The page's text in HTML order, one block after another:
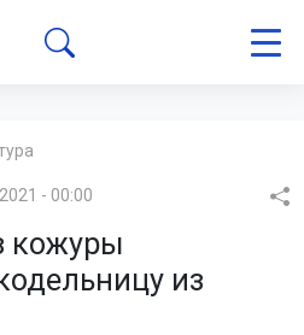
- 00:00
кожуры
из